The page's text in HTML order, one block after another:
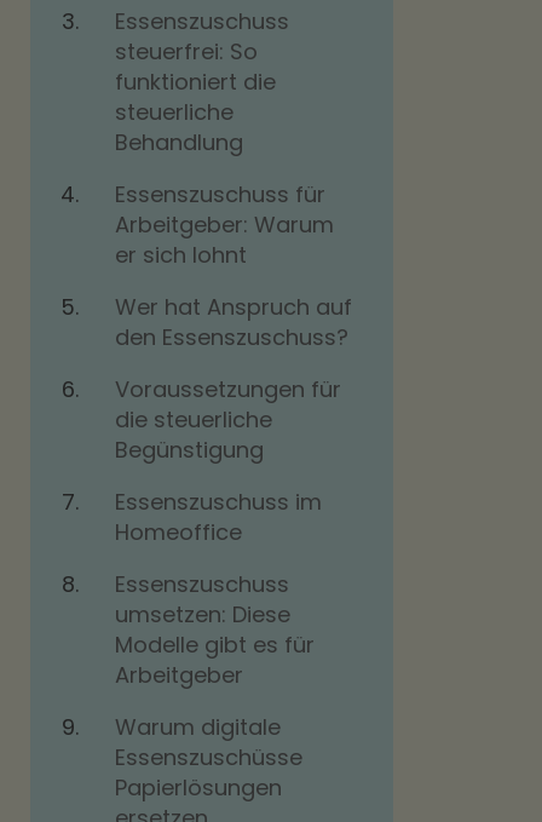
Essenszuschuss
steuerfrei: So
funktioniert die
steuerliche
Behandlung
Essenszuschuss für
Arbeitgeber: Warum
er sich lohnt
Wer hat Anspruch auf
den Essenszuschuss?
Voraussetzungen für
die steuerliche
Begünstigung
Essenszuschuss im
Homeoffice
Essenszuschuss
umsetzen: Diese
Modelle gibt es für
Arbeitgeber
Warum digitale
Essenszuschüsse
Papierlösungen